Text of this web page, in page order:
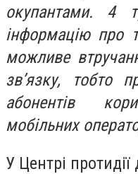
окупантами. 4
інформацію про
можливе
зв’язку, тобто
абонентів
мобільних
У Центрі